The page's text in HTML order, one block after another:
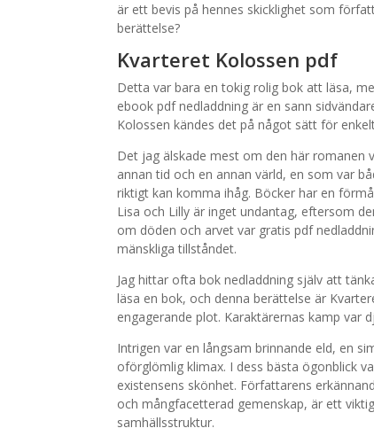
är ett bevis på hennes skicklighet som
berättelse?
Kvarteret Kolossen pdf
Detta var bara en tokig rolig bok att läsa,
ebook pdf nedladdning är en sann
Kolossen kändes det på något sätt för
Det jag älskade mest om den här romanen
annan tid och en annan värld, en som var
riktigt kan komma ihåg. Böcker har en
Lisa och Lilly är inget undantag, eftersom
om döden och arvet var gratis pdf
mänskliga tillståndet.
Jag hittar ofta bok nedladdning själv att
läsa en bok, och denna berättelse är
engagerande plot. Karaktärernas kamp var
Intrigen var en långsam brinnande eld, en
oförglömlig klimax. I dess bästa ögonblick
existensens skönhet. Författarens
och mångfacetterad gemenskap, är ett
samhällsstruktur.